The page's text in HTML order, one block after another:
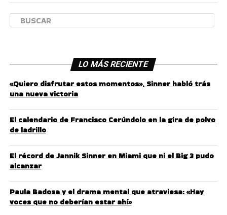
LO MÁS RECIENTE
«Quiero disfrutar estos momentos», Sinner habló trás
una nueva victoria
El calendario de Francisco Cerúndolo en la gira de polvo
de ladrillo
El récord de Jannik Sinner en Miami que ni el Big 3 pudo
alcanzar
Paula Badosa y el drama mental que atraviesa: «Hay
voces que no deberían estar ahí»